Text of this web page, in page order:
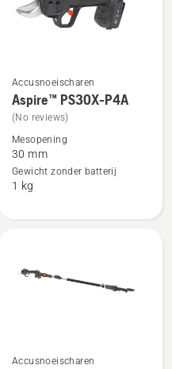
Bekijk
meer
over
Aspire™
PS30X-
Accusnoeischaren
Aspire™ PS30X-P4A
(No reviews)
Mesopening
30 mm
Gewicht zonder batterij
1 kg
Accusnoeischaren